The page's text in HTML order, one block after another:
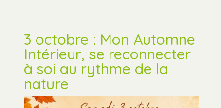
3 octobre : Mon Automne
Intérieur, se reconnecter
à soi au rythme de la
nature